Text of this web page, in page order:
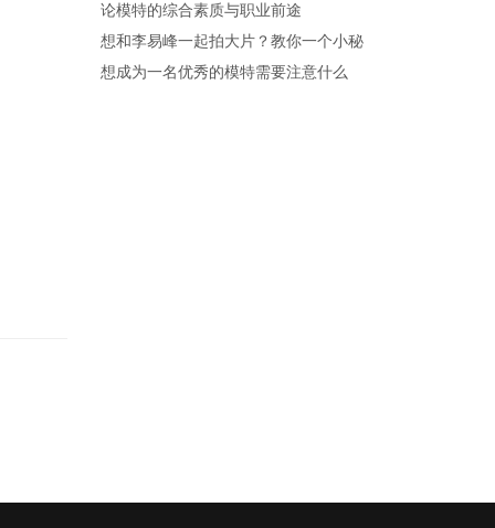
论模特的综合素质与职业前途
想和李易峰一起拍大片？教你一个小秘
想成为一名优秀的模特需要注意什么